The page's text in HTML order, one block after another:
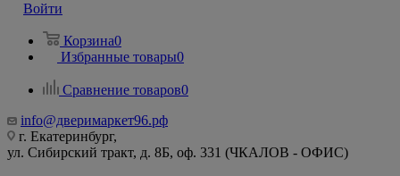
Войти
Корзина0
Избранные товары0
Сравнение товаров0
info@дверимаркет96.рф
г. Екатеринбург,
ул. Сибирский тракт, д. 8Б, оф. 331 (ЧКАЛОВ - ОФИС)